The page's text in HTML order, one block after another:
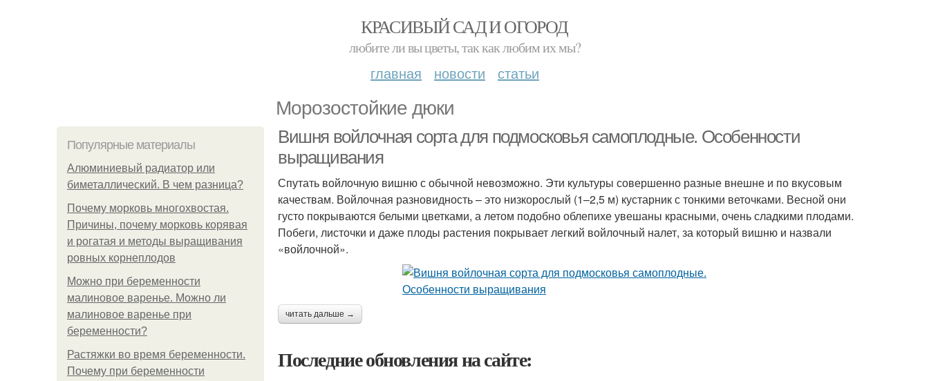
КРАСИВЫЙ САД И ОГОРОД
любите ли вы цветы, так как любим их мы?
главная новости статьи
Морозостойкие дюки
Популярные материалы
Алюминиевый радиатор или
биметаллический. В чем разница?
Почему морковь многохвостая.
Причины, почему морковь корявая
и рогатая и методы выращивания
ровных корнеплодов
Можно при беременности
малиновое варенье. Можно ли
малиновое варенье при
беременности?
Растяжки во время беременности.
Почему при беременности
Вишня войлочная сорта для подмосковья самоплодные. Особенности
выращивания
Спутать войлочную вишню с обычной невозможно. Эти культуры совершенно разные внешне и по вкусовым
качествам. Войлочная разновидность – это низкорослый (1–2,5 м) кустарник с тонкими веточками. Весной они
густо покрываются белыми цветками, а летом подобно облепихе увешаны красными, очень сладкими плодами.
Побеги, листочки и даже плоды растения покрывает легкий войлочный налет, за который вишню и назвали
«войлочной».
читать дальше →
Последние обновления на сайте: